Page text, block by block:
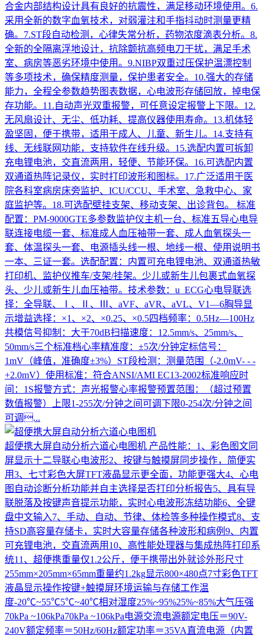
合金内部结构设计具有良好的抗震性，满足移动环境使用。6.
采用全新的数字血氧技术，对弱灌注和手指抖动时测量更精
确。7.ST段自动检测，心律失常分析，药物浓度滴表分析。8.
全新的全隔离浮地设计，抗除颤抗高频电刀干扰，满足手术
室、病房等恶劣环境中使用。9.NIBP双重过压保护温漂控制
等多项技术，确保精度测量，保护患者安全。10.强大的存储
能力，全程全参数趋势图表数据，心电波形存储回放，掉电保
存功能。11.自动声光双重报警，可任意设定报警上下限。12.
无风扇设计、无尘、低功耗、提高仪器使用寿命。13.机体轻
盈坚固，便于携带，适用于成人、儿童、新生儿。14.支持有
线、无线联网功能，支持软件在线升级。15.选配内置可拆卸
充电锂电池，交直流两用，轻便、节能环保。16.可选配内置
双通道热阵记录仪，实时打印波形和图标。17.广泛适用于医
院各科室病房床旁监护、ICU/CCU、手术室、急救中心、家
庭监护等。18.可选配壁挂支架、移动支架、出诊背包。 标准
配置：PM-9000GTE多参数监护仪主机一台、标准五导心电导
联连接电缆一套、标准成人血压袖带一套、成人血氧探头一
套、体温探头一套、电源插头线一根、地线一根、使用说明书
一本、三证一套。选配配置：内置可充电锂电池、双通道热敏
打印机、监护仪推车/支架/挂架。少儿或新生儿包裹式血氧探
头、少儿或新生儿血压袖带。技术参数：u ECG心电导联选
择：全导联、Ⅰ、Ⅱ、Ⅲ、aVF、aVR、aVL、V1—6胸导显
示增益选择：×1、×2、×0.25、×0.5四档频率：0.5Hz—100Hz
共模信号抑制：大于70dB扫描速度：12.5mm/s、25mm/s、
50mm/s三个标准档心率精准度：±5次/分钟定标信号：
1mV（峰值，准确度±3%）ST段检测：测量范围（-2.0mV- - -
+2.0mV）使用标准：符合ANSI/AMI EC13-2002标准响应时
间：1S报警方式：声光报警心率报警预置范围：（超过预置
数值报警）上限1-255次/分钟之间可调下限0-254次/分钟之间
可调...
超便携大屏自动分析六道心电图机 产品性能：1、彩色图文同
屏显示十二导联心电波形2、按键与触摸屏同步操作，简便实
用3、七寸彩色大屏TFT液晶显示更全面，功能更强大4、心电
图自动诊断分析功能并自主选择是否打印分析报告5、具有导
联脱落及按键声音提示功能，实时心电波形冻结功能6、全键
盘中文输入7、手动、自动、节律、体检等多种操作模式8、支
持SD高容量存储卡，实时大容量存储各种波形和病例9、内置
可充锂电池，交直流两用10、高性能处理器与集成热阵打印系
统11、超便携重量仅1.2公斤，便于携带出外就诊外形尺寸
255mm×205mm×65mm重量约1.2kg显示800×480点7寸彩色TFT
液晶显示操作按键+触摸屏环境运输与存储工作温
度-20℃~55℃5℃~40℃相对湿度25%~95%25%~85%大气压强
70kPa ~106kPa70kPa ~106kPa电源交流电源额定电压＝90V-
240V额定频率＝50Hz/60Hz额定功率＝35VA直流电源（内置